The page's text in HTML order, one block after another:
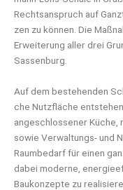
Rechts­an­spruch auf
zen zu kön­nen. Die
Erwei­te­rung aller drei
Sassenburg.
Auf dem bestehen­den
che Nutz­flä­che
ange­schlos­se­ner Küche,
sowie Ver­wal­tungs- und
Raum­be­darf für einen
dabei moder­ne,
Bau­kon­zep­te zu